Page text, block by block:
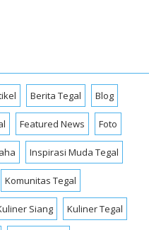
Berita Tegal Blog
Featured News Foto
Inspirasi Muda Tegal
Komunitas Tegal
Siang Kuliner Tegal